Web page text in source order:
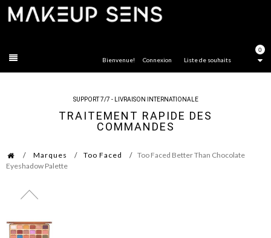
0
Liste de souhaits
Bienvenue! Connexion
SUPPORT 7/7 - LIVRAISON INTERNATIONALE
TRAITEMENT RAPIDE DES
COMMANDES
Marques Too Faced
Too Faced Better Than Chocolate
Eyeshadow Palette